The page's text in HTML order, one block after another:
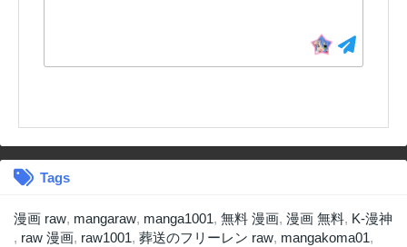
Tags
漫画 raw, mangaraw, manga1001, 無料 漫画, 漫画 無料, K-漫神
, raw 漫画, raw1001, 葬送のフリーレン raw, mangakoma01,